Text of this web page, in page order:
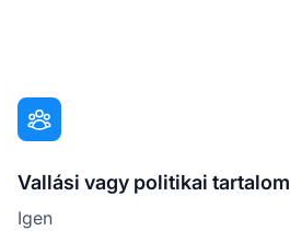
Vallási vagy politikai tartalom
Igen